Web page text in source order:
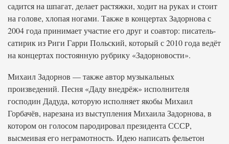
садится на шпагат, делает растяжки, ходит на руках и стоит
на голове, хлопая ногами. Также в концертах Задорнова с
2004 года принимает участие его друг и соавтор: писатель-
сатирик из Риги Гарри Польский, который с 2010 года ведёт
на концертах постоянную рубрику «Задорновости».
Михаил Задорнов — также автор музыкальных
произведений. Песня «Даду внедрёж» исполнителя
господин Дадуда, которую исполняет якобы Михаил
Горбачёв, нарезана из выступления Михаила Задорнова, в
котором он голосом пародировал президента СССР,
высмеивая его неграмотность. Идею написать фельетон